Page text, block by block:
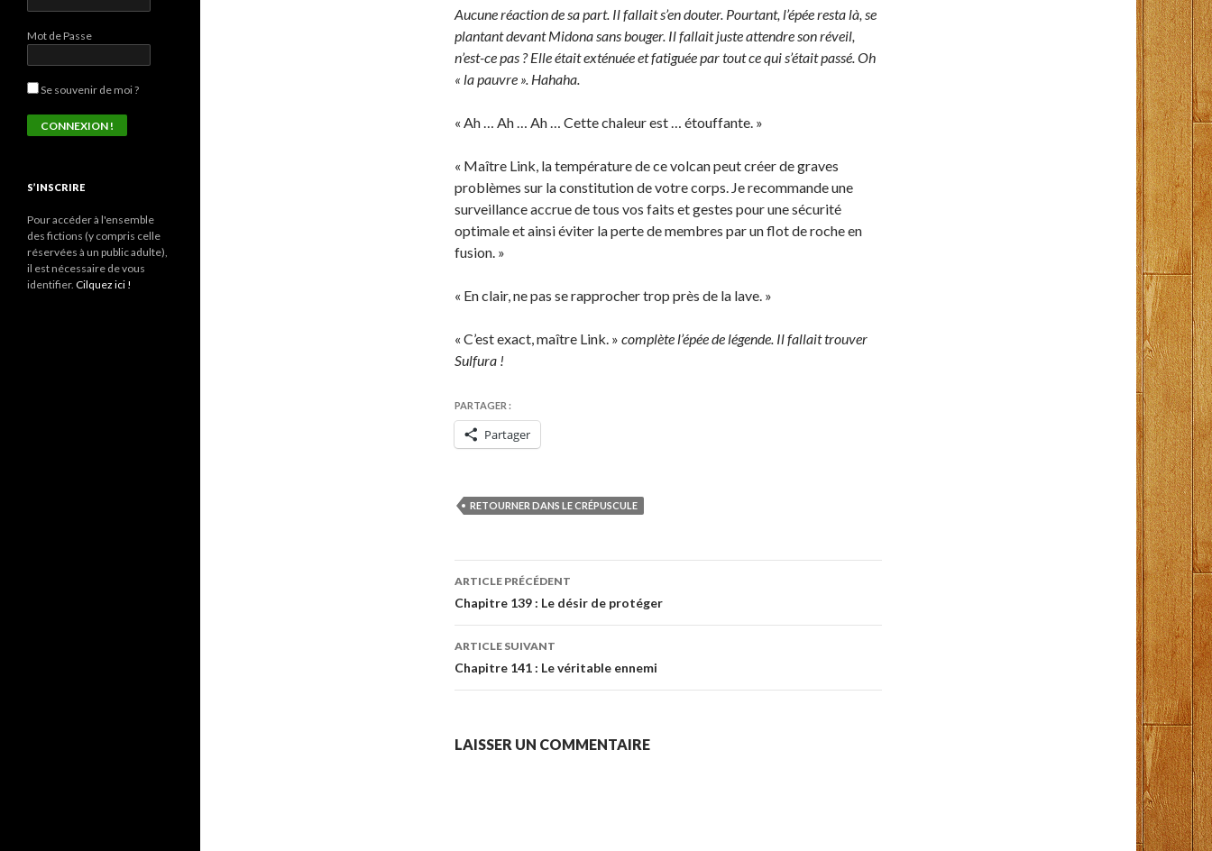
Aucune réaction de sa part. Il fallait s’en douter. Pourtant, l’épée resta là, se
plantant devant Midona sans bouger. Il fallait juste attendre son réveil,
n’est-ce pas ? Elle était exténuée et fatiguée par tout ce qui s’était passé. Oh
« la pauvre ». Hahaha.
« Ah … Ah … Ah … Cette chaleur est … étouffante. »
« Maître Link, la température de ce volcan peut créer de graves
problèmes sur la constitution de votre corps. Je recommande une
surveillance accrue de tous vos faits et gestes pour une sécurité
optimale et ainsi éviter la perte de membres par un flot de roche en
fusion. »
« En clair, ne pas se rapprocher trop près de la lave. »
« C’est exact, maître Link. » complète l’épée de légende. Il fallait trouver
Sulfura !
PARTAGER :
Partager
RETOURNER DANS LE CRÉPUSCULE
Navigation
des
articles
ARTICLE PRÉCÉDENT
Chapitre 139 : Le désir de protéger
ARTICLE SUIVANT
Chapitre 141 : Le véritable ennemi
LAISSER UN COMMENTAIRE
Mot de Passe
Se souvenir de moi ?
S’INSCRIRE
Pour accéder à l'ensemble
des fictions (y compris celle
réservées à un public adulte),
il est nécessaire de vous
identifier. Cilquez ici !